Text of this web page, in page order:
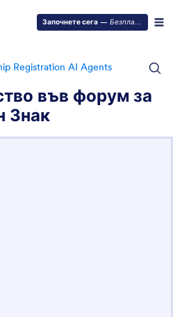
Започнете сега — Безплатно е!
Registration AI Agents
във форум за
Знак